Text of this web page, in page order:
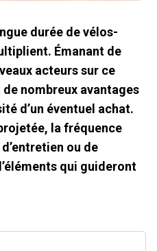
durée de vélos-
Émanant de
acteurs sur ce
nombreux avantages
d’un éventuel achat.
la fréquence
ou de
qui guideront